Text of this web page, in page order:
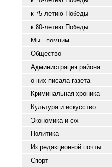
к 75-летию Победы
к 80-летию Победы
Мы - помним
Общество
Администрация района
о них писала газета
Криминальная хроника
Культура и искусство
Экономика и с/х
Политика
Из редакционной почты
Спорт